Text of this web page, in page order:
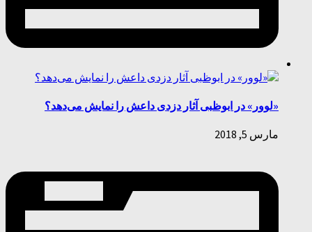
«لوور» در ابوظبی آثار دزدی داعش را نمایش می‌دهد؟
مارس 5, 2018